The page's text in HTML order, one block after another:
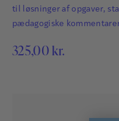
til løsninger af opgaver,
pædagogiske
325,00 kr.